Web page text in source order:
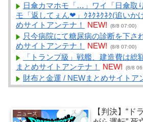
日傘カマホモ「…」ワイ「日傘取
モ「返してぇん❤」ｸﾈｸﾈｸﾈｸ(追いか
めサイトアンテナ！
NEW! (8/8 07:00)
只今病院にて糖尿病の診断を下さ
めサイトアンテナ！
NEW! (8/8 07:00)
「トランプ級」戦艦、建造費は
まとめサイトアンテナ！
NEW! (8/8
財布と金運 / NEWまとめサイトア
06:47)
新社会人の初ボーナスくらいしかな
ネタ・オールジャンル – New World
ニュース
【判決】“ド